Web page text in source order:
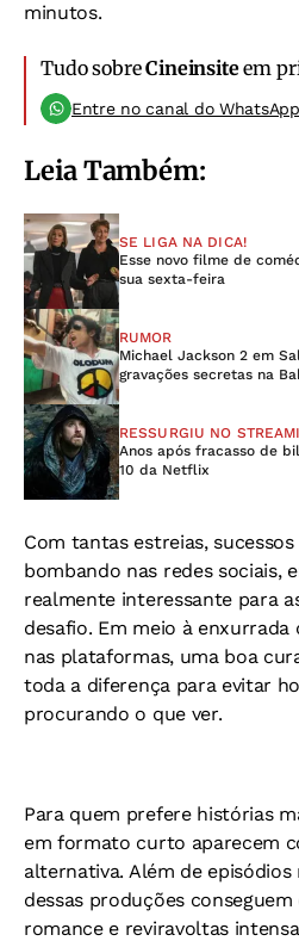
minutos.
Tudo sobreCineinsiteem
Entre no canal do
Leia Também:
SE LIGA NA DICA!
Esse novo filme de
sua sexta-feira
RUMOR
Michael Jackson 2 em
gravações secretas na
RESSURGIU NO
Anos após fracasso de
10 da Netflix
Com tantas estreias,
bombando nas redes sociais,
realmente interessante para
desafio. Em meio à enxurrada
nas plataformas, uma boa
toda a diferença para evitar
procurando o que ver.
Para quem prefere histórias
em formato curto aparecem
alternativa. Além de
dessas produções
romance e reviravoltas